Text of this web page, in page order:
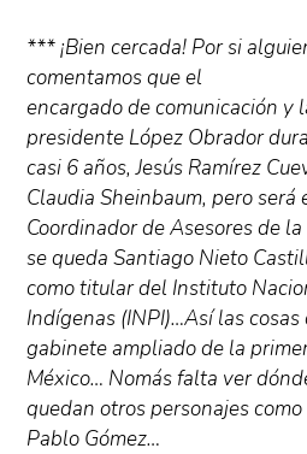
*** ¡Bien cercada! Por si
comentamos que el
encargado de comunicación y
presidente López Obrador
casi 6 años, Jesús Ramírez
Claudia Sheinbaum, pero será
Coordinador de Asesores de
se queda Santiago Nieto
como titular del Instituto
Indígenas (INPI)…Así las cosas
gabinete ampliado de la
México… Nomás falta ver
quedan otros personajes
Pablo Gómez…